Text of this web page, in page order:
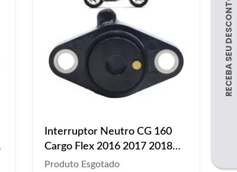
Interruptor Neutro CG 160
Cargo Flex 2016 2017 2018
2019 2020 2023
Produto Esgotado